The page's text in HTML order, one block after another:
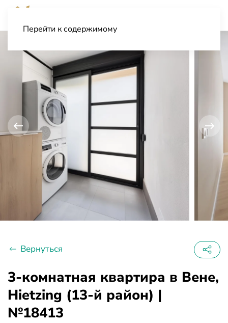
Перейти к содержимому
Вернуться
3-комнатная квартира в Вене,
Hietzing (13-й район) |
№18413